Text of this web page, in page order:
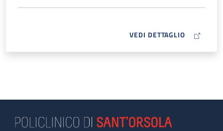
VEDI DETTAGLIO MAP ICON